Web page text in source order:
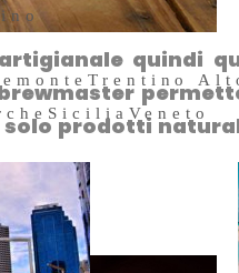
Trentino
Sicilia Veneto
quindi
solo prodotti